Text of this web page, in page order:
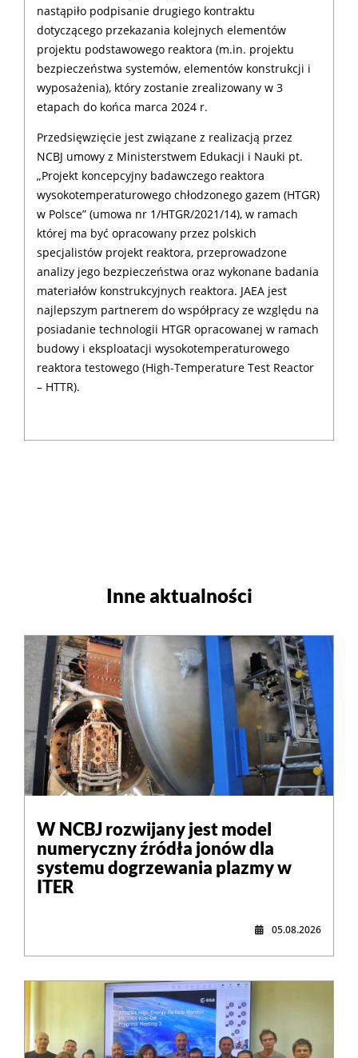
nastąpiło podpisanie drugiego kontraktu
dotyczącego przekazania kolejnych elementów
projektu podstawowego reaktora (m.in. projektu
bezpieczeństwa systemów, elementów konstrukcji i
wyposażenia), który zostanie zrealizowany w 3
etapach do końca marca 2024 r.
Przedsięwzięcie jest związane z realizacją przez
NCBJ umowy z Ministerstwem Edukacji i Nauki pt.
„Projekt koncepcyjny badawczego reaktora
wysokotemperaturowego chłodzonego gazem (HTGR)
w Polsce” (umowa nr 1/HTGR/2021/14), w ramach
której ma być opracowany przez polskich
specjalistów projekt reaktora, przeprowadzone
analizy jego bezpieczeństwa oraz wykonane badania
materiałów konstrukcyjnych reaktora. JAEA jest
najlepszym partnerem do współpracy ze względu na
posiadanie technologii HTGR opracowanej w ramach
budowy i eksploatacji wysokotemperaturowego
reaktora testowego (High-Temperature Test Reactor
– HTTR).
Inne aktualności
W NCBJ rozwijany jest model
numeryczny źródła jonów dla
systemu dogrzewania plazmy w
ITER
05.08.2026